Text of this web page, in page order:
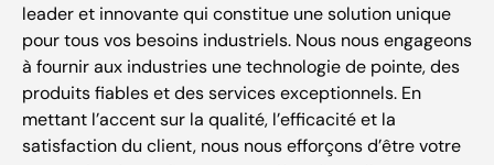
leader et innovante qui constitue une solution unique
pour tous vos besoins industriels. Nous nous engageons
à fournir aux industries une technologie de pointe, des
produits fiables et des services exceptionnels. En
mettant l’accent sur la qualité, l’efficacité et la
satisfaction du client, nous nous efforçons d’être votre